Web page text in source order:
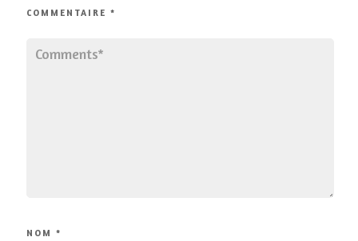
COMMENTAIRE *
NOM *